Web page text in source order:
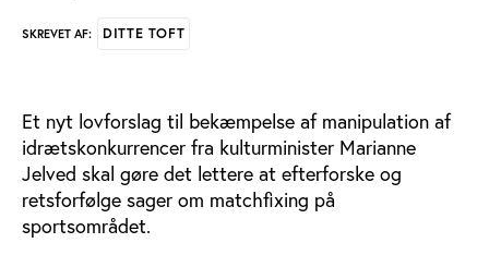
SKREVET AF: DITTE TOFT
Et nyt lovforslag til bekæmpelse af manipulation af
idrætskonkurrencer fra kulturminister Marianne
Jelved skal gøre det lettere at efterforske og
retsforfølge sager om matchfixing på
sportsområdet.